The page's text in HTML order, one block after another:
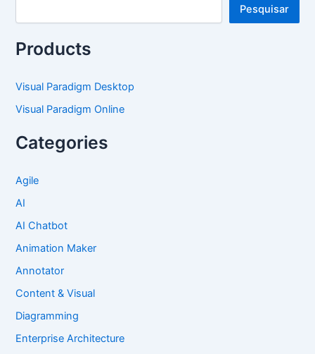
Pesquisar
Products
Visual Paradigm Desktop
Visual Paradigm Online
Categories
Agile
AI
AI Chatbot
Animation Maker
Annotator
Content & Visual
Diagramming
Enterprise Architecture